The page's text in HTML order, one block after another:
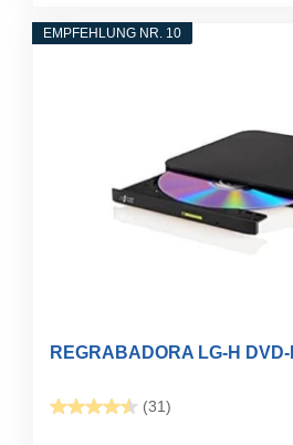
EMPFEHLUNG NR. 10
REGRABADORA LG-H
(31)